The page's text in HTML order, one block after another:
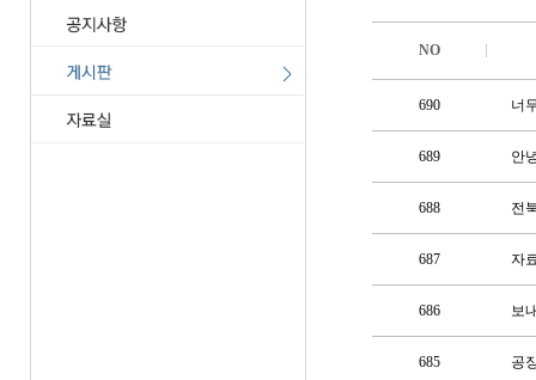
NO
690 너
689 안
688 전
687 자
686 보
685 공